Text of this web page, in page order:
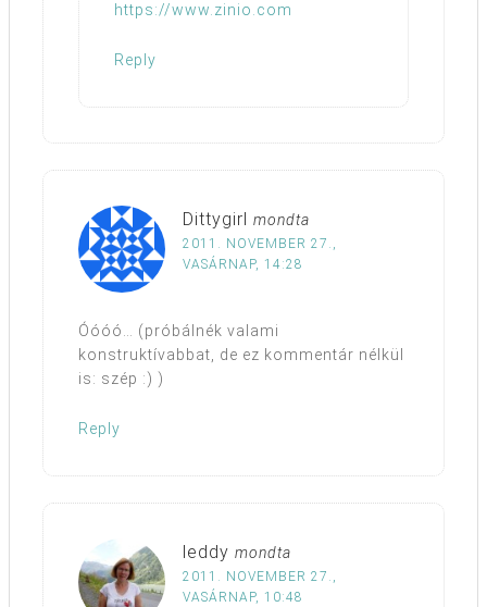
https://www.zinio.com
Reply
Dittygirl mondta
2011. NOVEMBER 27.,
VASÁRNAP, 14:28
Óóóó… (próbálnék valami
konstruktívabbat, de ez kommentár nélkül
is: szép :) )
Reply
leddy mondta
2011. NOVEMBER 27.,
VASÁRNAP, 10:48